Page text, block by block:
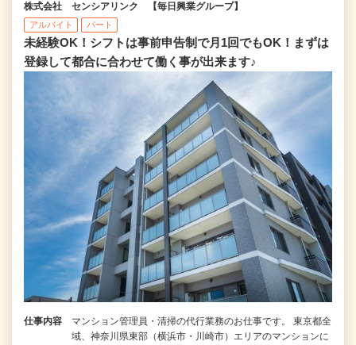
株式会社 センシアリンク 【毎日興業グループ】
アルバイト パート
未経験OK！シフトは事前申告制で月1回でもOK！まずは
登録して都合に合わせて働く事が出来ます♪
仕事内容
マンション管理員・清掃の代行業務のお仕事です。 東京都全
域、神奈川県東部（横浜市・川崎市）エリアのマンションに